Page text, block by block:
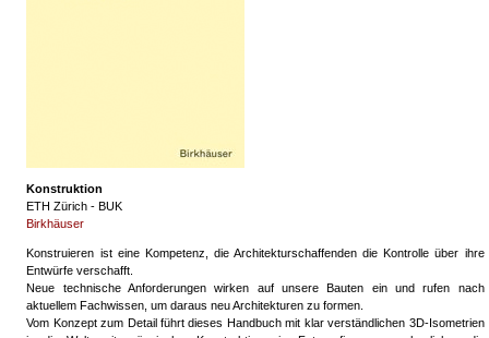
Konstruktion
ETH Zürich - BUK
Birkhäuser
Konstruieren ist eine Kompetenz, die Architekturschaffenden die Kontrolle über ihre
Entwürfe verschafft.
Neue technische Anforderungen wirken auf unsere Bauten ein und rufen nach
aktuellem Fachwissen, um daraus neu Architekturen zu formen.
Vom Konzept zum Detail führt dieses Handbuch mit klar verständlichen 3D-Isometrien